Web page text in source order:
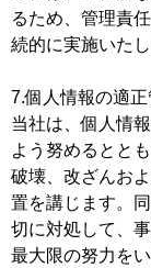
るため、管理責
続的に実施いたし
7.個人情報の適正
当社は、個人情
よう努めるとと
破壊、改ざんお
置を講じます。
切に対処して、
最大限の努力をい